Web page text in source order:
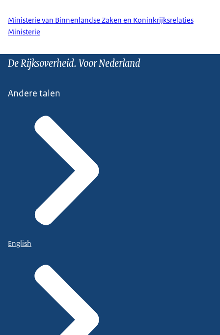
Ministerie van Binnenlandse Zaken en Koninkrijksrelaties
Ministerie
De Rijksoverheid. Voor Nederland
Andere talen
English